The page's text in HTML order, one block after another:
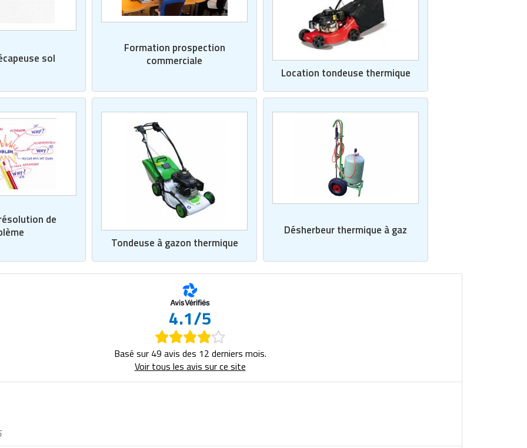
sol
Formation prospection
commerciale
Location tondeuse thermique
de
Tondeuse à gazon thermique
Désherbeur thermique à gaz
4.1/5
Basé sur 49 avis des 12 derniers mois.
Voir tous les avis sur ce site